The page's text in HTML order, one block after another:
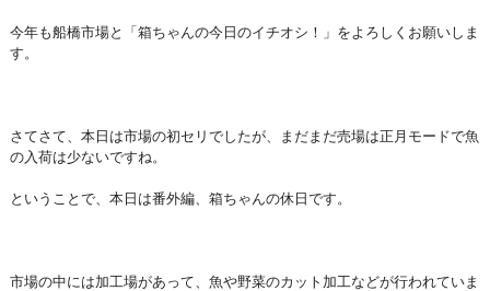
今年も船橋市場と「箱ちゃんの今日のイチオシ！」をよろしくお願いしま
す。
さてさて、本日は市場の初セリでしたが、まだまだ売場は正月モードで魚
の入荷は少ないですね。
ということで、本日は番外編、箱ちゃんの休日です。
市場の中には加工場があって、魚や野菜のカット加工などが行われていま